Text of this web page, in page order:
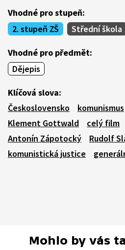
Vhodné pro stupeň:
2. stupeň ZŠ
Střední škola
Vhodné pro předmět:
Dějepis
Klíčová slova:
Československo
komunismus
Klement Gottwald
celý film
Antonín Zápotocký
Rudolf
komunistická justice
Mohlo by vás